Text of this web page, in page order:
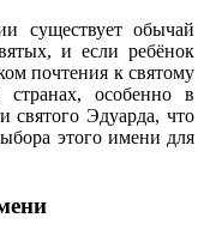
существует обычай
и если ребёнок
почтения к святому
особенно в
святого Эдуарда, что
этого имени для